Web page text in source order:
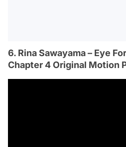
6. Rina Sawayama – Eye
Chapter 4 Original Motion